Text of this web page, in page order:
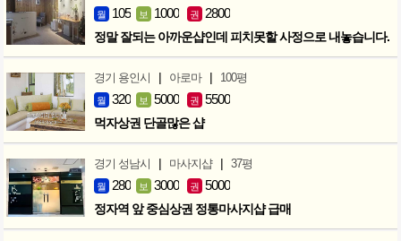
월 105 보 1000 권 2800
정말 잘되는 아까운샵인데 피치못할 사정으로 내놓습니다.
경기 용인시 | 아로마 | 100평
월 320 보 5000 권 5500
먹자상권 단골많은 샵
경기 성남시 | 마사지샵 | 37평
월 280 보 3000 권 5000
정자역 앞 중심상권 정통마사지샵 급매